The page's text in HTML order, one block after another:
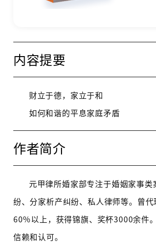
内容提要
财立于德，家立于和
如何和谐的平息家庭矛盾
作者简介
元甲律所婚家部专注于婚姻家事
纷、分家析产纠纷、私人律师等。曾
60％以上，获得锦旗、奖杯3000余件
信赖和认可。